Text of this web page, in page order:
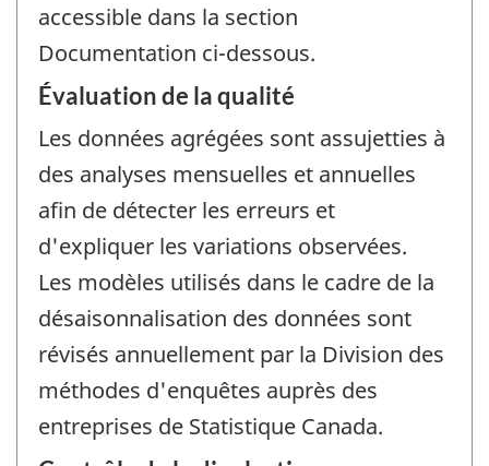
accessible dans la section
Documentation ci-dessous.
Évaluation de la qualité
Les données agrégées sont assujetties à
des analyses mensuelles et annuelles
afin de détecter les erreurs et
d'expliquer les variations observées.
Les modèles utilisés dans le cadre de la
désaisonnalisation des données sont
révisés annuellement par la Division des
méthodes d'enquêtes auprès des
entreprises de Statistique Canada.